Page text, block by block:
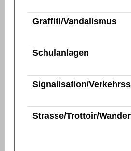
Graffiti/Vandalismus
Schulanlagen
Signalisation/
Strasse/Trottoir/